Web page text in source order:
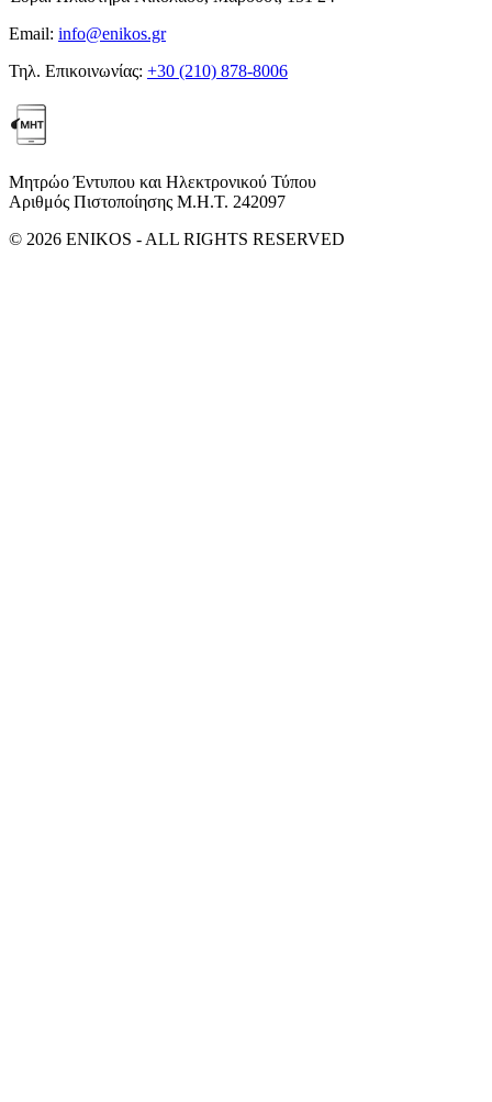
Email: info@enikos.gr
Τηλ. Επικοινωνίας: +30 (210) 878-8006
Μητρώο Έντυπου και Ηλεκτρονικού Τύπου
Αριθμός Πιστοποίησης Μ.Η.Τ. 242097
© 2026 ENIKOS - ALL RIGHTS RESERVED